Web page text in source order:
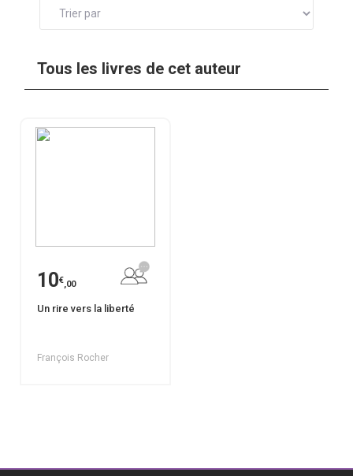
Tous les livres de cet auteur
10€,00
Un rire vers la liberté
François Rocher